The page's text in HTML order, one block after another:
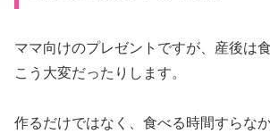
ママ向けのプレゼントですが、産後は
こう大変だったりします。
作るだけではなく、食べる時間すらな